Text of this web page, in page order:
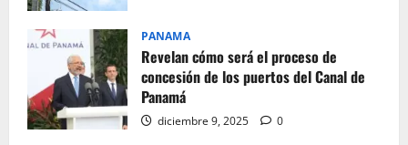
PANAMA
Revelan cómo será el proceso de
concesión de los puertos del Canal de
Panamá
diciembre 9, 2025 0